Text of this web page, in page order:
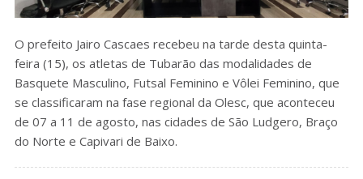
O prefeito Jairo Cascaes recebeu na tarde desta quinta-
feira (15), os atletas de Tubarão das modalidades de
Basquete Masculino, Futsal Feminino e Vôlei Feminino, que
se classificaram na fase regional da Olesc, que aconteceu
de 07 a 11 de agosto, nas cidades de São Ludgero, Braço
do Norte e Capivari de Baixo.